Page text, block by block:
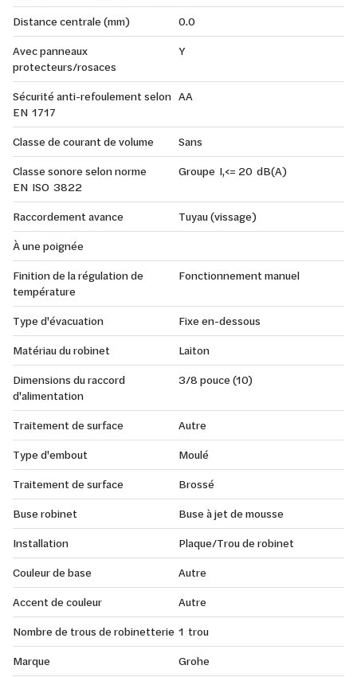
Distance centrale (mm)
0.0
Avec panneaux
protecteurs/rosaces
Y
Sécurité anti-refoulement selon
EN 1717
AA
Classe de courant de volume
Sans
Classe sonore selon norme
EN ISO 3822
Groupe I,<= 20 dB(A)
Raccordement avance
Tuyau (vissage)
À une poignée
Finition de la régulation de
température
Fonctionnement manuel
Type d'évacuation
Fixe en-dessous
Matériau du robinet
Laiton
Dimensions du raccord
d'alimentation
3/8 pouce (10)
Traitement de surface
Autre
Type d'embout
Moulé
Traitement de surface
Brossé
Buse robinet
Buse à jet de mousse
Installation
Plaque/Trou de robinet
Couleur de base
Autre
Accent de couleur
Autre
Nombre de trous de robinetterie 1 trou
Marque
Grohe